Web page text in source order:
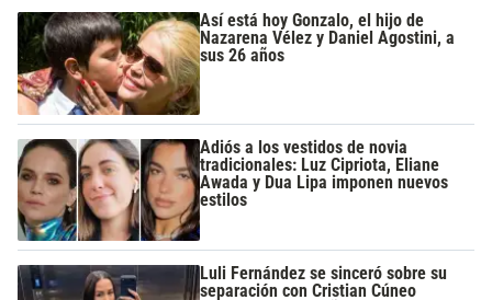
Así está hoy Gonzalo, el hijo de
Nazarena Vélez y Daniel Agostini, a
sus 26 años
Adiós a los vestidos de novia
tradicionales: Luz Cipriota, Eliane
Awada y Dua Lipa imponen nuevos
estilos
Luli Fernández se sinceró sobre su
separación con Cristian Cúneo